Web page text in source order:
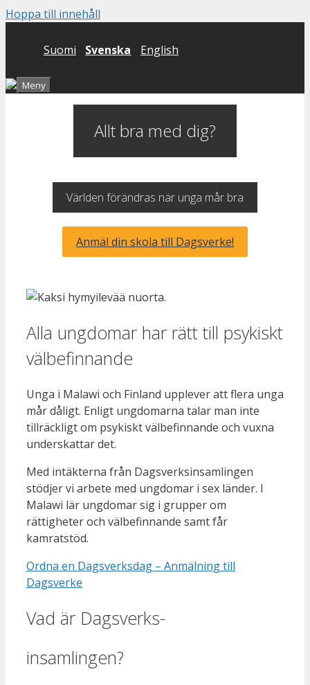
Hoppa till innehåll
Suomi Svenska English
Meny
Allt bra med dig?
Världen förändras när unga mår bra
Anmäl din skola till Dagsverke!
Alla ungdomar har rätt till psykiskt
välbefinnande
Unga i Malawi och Finland upplever att flera unga
mår dåligt. Enligt ungdomarna talar man inte
tillräckligt om psykiskt välbefinnande och vuxna
underskattar det.
Med intäkterna från Dagsverksinsamlingen
stödjer vi arbete med ungdomar i sex länder. I
Malawi lär ungdomar sig i grupper om
rättigheter och välbefinnande samt får
kamratstöd.
Ordna en Dagsverksdag – Anmälning till
Dagsverke
Vad är Dagsverks-
insamlingen?